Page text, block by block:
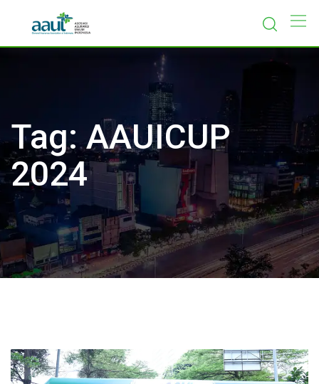
content
Tag:AAUICUP
2024